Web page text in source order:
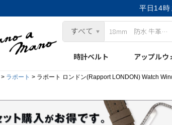
平日14時
時計ベルト アップルウ
ラポート ラポート ロンドン(Rapport LONDON) Watch